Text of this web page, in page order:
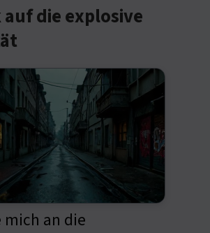
auf die explosive
mich an die